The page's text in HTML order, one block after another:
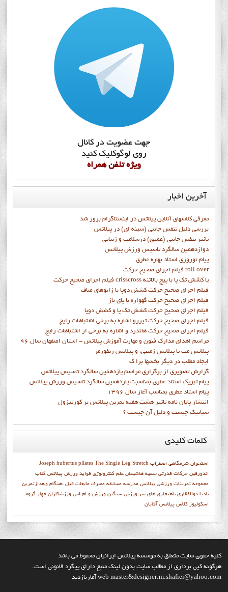
جهت عضويت در کانال
روي لوگوکليک کنيد
ويژه تلفن همراه
آخرین اخبار
معرفی کلاسهای آنلاین پیلاتس در اینستاگرام بروز شد
بررسی دلیل تنفس جانبی (سینه ای) در پیلاتس
تاثیر تنفس جانبی (عمیق) درسلامت و زیبایی
دوازدهمين سالگرد تاسيس ورزش پيلاتس
پيام نوروزي استاد بهاره عطري
فيلم اجراي صحيح حرکت roll over
فيلم اجراي صحيح حركت crisscross يا كشش تك پا با پيچ بالاتنه
فيلم اجراي صحيح حرکت كشش دوپا با زانوهاي صاف
فيلم اجراي صحيح حرکت گهواره با پاي باز
فيلم اجراي صحيح حرکت کشش تک پا و کشش دوپا
فيلم اجراي صحيح حرکت تيزرو اشاره به برخي اشتباهات رايج
فيلم اجراي صحيح حرکت هاندرد و اشاره به برخي از اشتباهات رايج
مراسم اهدای مدارک فنون و مهارت آموزش پیلاتس - استان اصفهان سال 96
پیلاتس مت یا پیلاتس زمینی، و پیلاتس ریفورمر
ايجاد مطلب در ديگر بخشها برا ک
گزارش تصويري از برگزاري مراسم يازدهمين سالگرد تاسيس پيلاتس
پيام تبريک استاد عطري بمناسبت يازدهمين سالگرد تاسيس ورزش پيلاتس
پيام استاد عطري بمناسب آغاز سال 1396
انتشار پايان نامه تاثیر هشت هفته تمرین پیلاتس بر کورتیزول
سیاتیک چیست و دلیل آن چیست ؟
کلماتکلیدی
Joseph hubertus pilates The Single Leg Stretch استخوان شرمگاهي اضطراب
اندورفین حرکات قدرتی سميه هاشيمان علم کنترولوژي فواید ورزش پیلاتس كتاب
مجموعه تمرينات ورزشي پيلاتس مدرسه مسابقه مصرف مایعات قبل ،هنگام وبعدازتمرین
ناديا ذوالفقاري ناهنجاری های سر ورزش سنگین ورزش و ام اس ورزشکاران چهار گروه
اسکولیوز کلاس پیلاتس آقایان
کليه حقوق سايت متعلق به موسسه پيلاتس ايرانيان محفوظ مي باشد
هرگونه کپي برداري از مطالب سايت بدون لينک منبع داراي پيگرد قانوني است.
web master&designer:m.shafiei@yahoo.com آماربازديد